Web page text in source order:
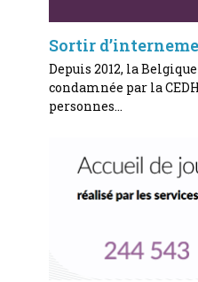
Sortir
Depuis 2012, la
condamnée par la
personnes…